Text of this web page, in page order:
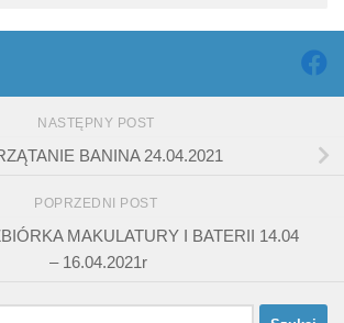
NASTĘPNY POST
BANINA 24.04.2021
POPRZEDNI POST
MAKULATURY I BATERII 14.04
– 16.04.2021r